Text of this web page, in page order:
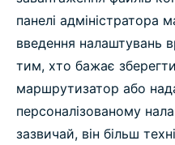
панелі адміністратора
введення налаштувань
тим, хто бажає
маршрутизатор або
персоналізованому
зазвичай, він більш